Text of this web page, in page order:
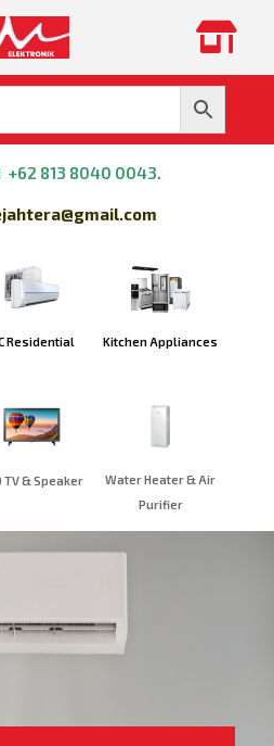

+62 813 8040 0043.
Residential Kitchen Appliances
TV & Speaker
Water Heater & Air
Purifier